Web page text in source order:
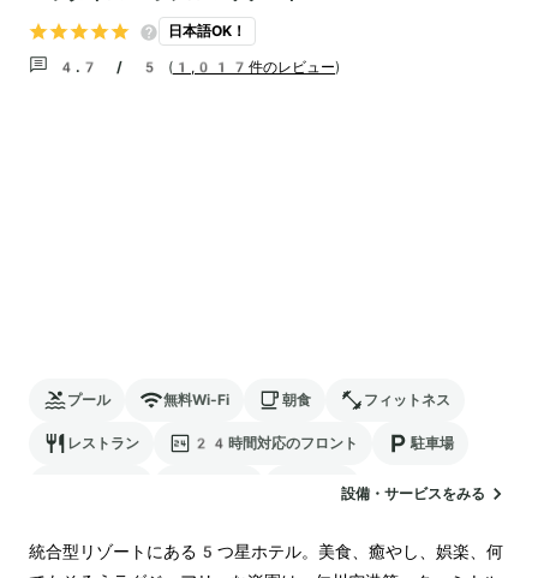
日本語OK！
4.7 / 5 ( 1,017件のレビュー)
プール 無料Wi-Fi 朝食 フィットネス
レストラン 24時間対応のフロント 駐車場
カジノ設備・サービスをみる
統合型リゾートにある5つ星ホテル。美食、癒やし、娯楽、何